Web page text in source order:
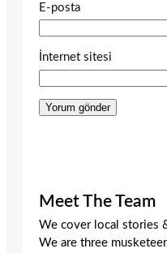
E-posta
İnternet sitesi
Meet The Team
We cover local stories
We are three